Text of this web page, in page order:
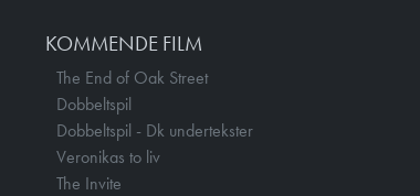
KOMMENDE FILM
The End of Oak Street
Dobbeltspil
Dobbeltspil - Dk undertekster
Veronikas to liv
The Invite